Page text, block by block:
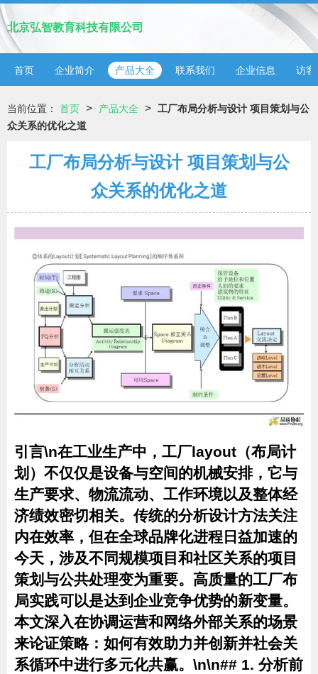
北京弘智教育科技有限公司
首页 企业简介 产品大全 联系我们 企业信息 访客
当前位置： 首页 > 产品大全 > 工厂布局分析与设计 项目策划与公
众关系的优化之道
工厂布局分析与设计 项目策划与公
众关系的优化之道
引言\n在工业生产中，工厂layout（布局计
划）不仅仅是设备与空间的机械安排，它与
生产要求、物流流动、工作环境以及整体经
济绩效密切相关。传统的分析设计方法关注
内在效率，但在全球品牌化进程日益加速的
今天，涉及不同规模项目和社区关系的项目
策划与公共处理变为重要。高质量的工厂布
局实践可以是达到企业竞争优势的新变量。
本文深入在协调运营和网络外部关系的场景
来论证策略：如何有效助力并创新并社会关
系循环中进行多元化共赢。\n\n## 1. 分析前